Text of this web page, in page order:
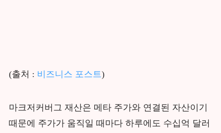
(출처 : 비즈니스 포스트)
마크저커버그 재산은 메타 주가와 연결된 자산이기
때문에 주가가 움직일 때마다 하루에도 수십억 달러